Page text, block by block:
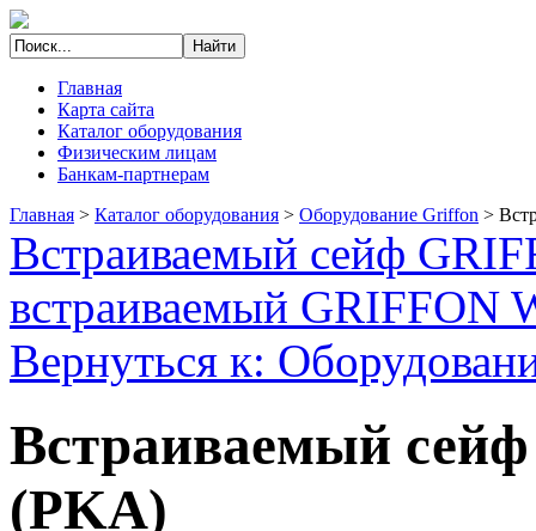
Главная
Карта сайта
Каталог оборудования
Физическим лицам
Банкам-партнерам
Главная > Каталог оборудования > Оборудование Griffon >
Встраиваемый сейф
встраиваемый GRIFFON
Вернуться к:
Встраиваемый
(PKA)